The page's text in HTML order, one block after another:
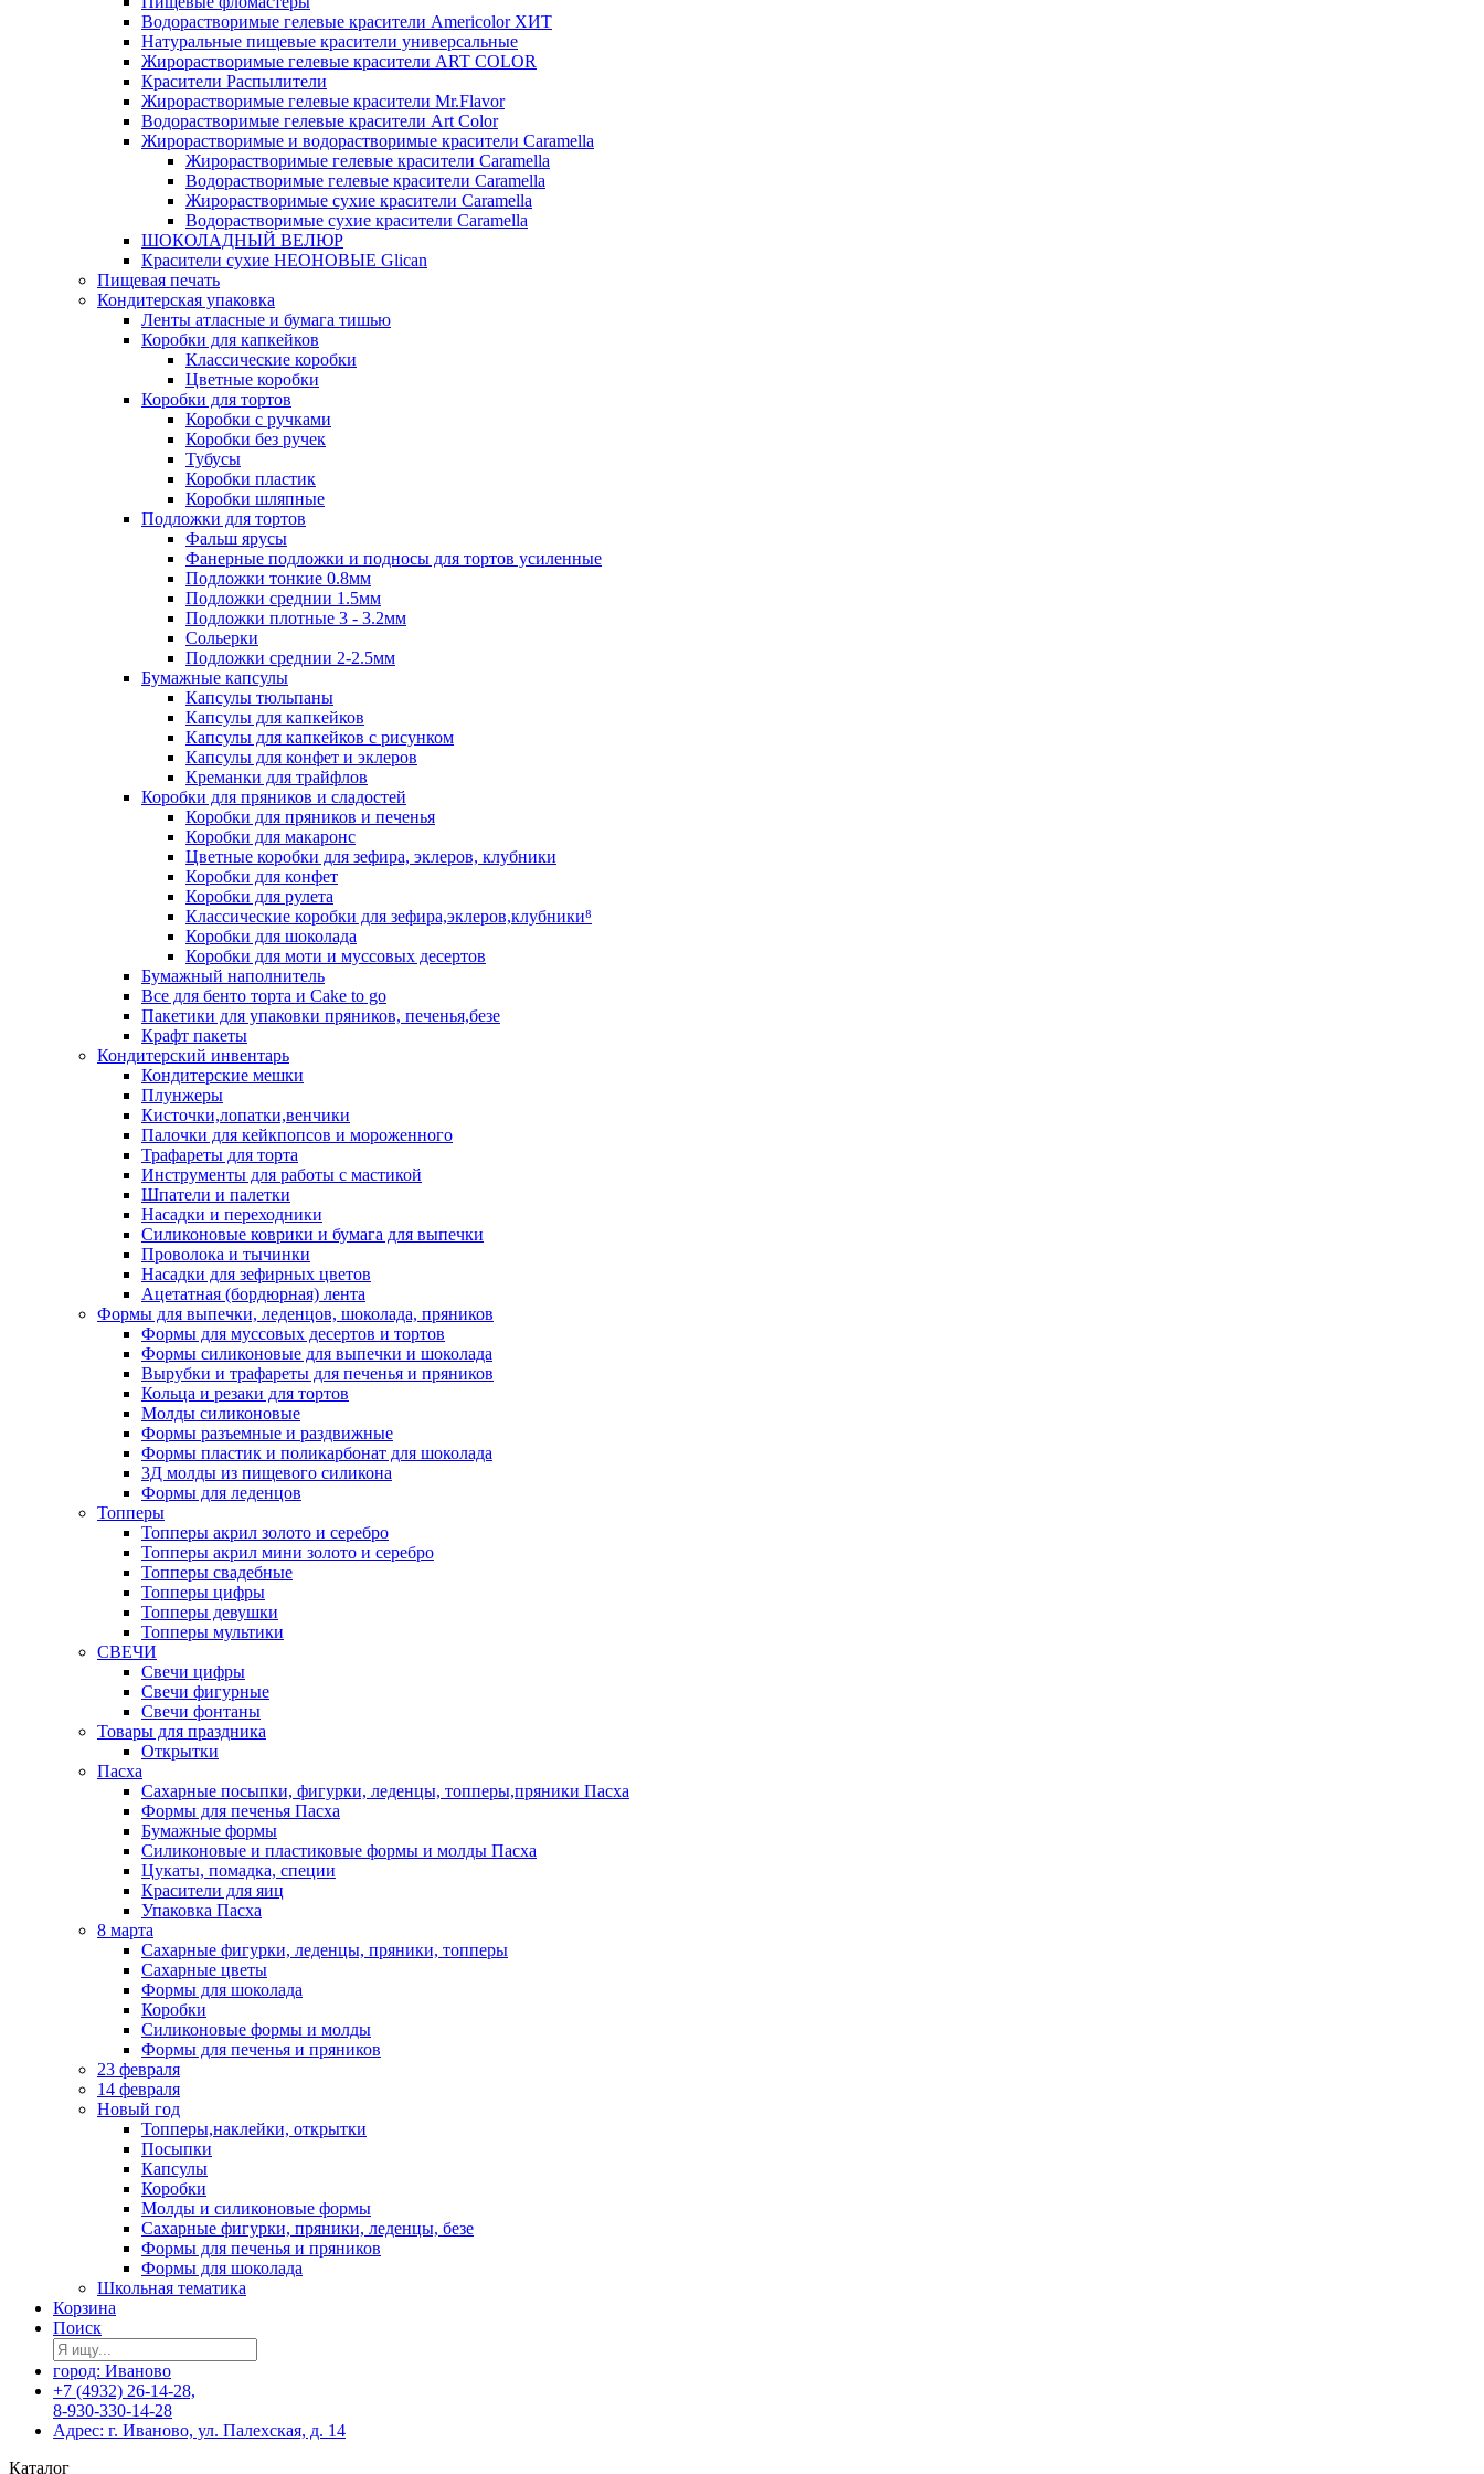
Водорастворимые гелевые красители Americolor ХИТ
Натуральные пищевые красители универсальные
Жирорастворимые гелевые красители ART COLOR
Красители Распылители
Жирорастворимые гелевые красители Mr.Flavor
Водорастворимые гелевые красители Art Color
Жирорастворимые и водорастворимые красители Caramella
Жирорастворимые гелевые красители Caramella
Водорастворимые гелевые красители Caramella
Жирорастворимые сухие красители Caramella
Водорастворимые сухие красители Caramella
ШОКОЛАДНЫЙ ВЕЛЮР
Красители сухие НЕОНОВЫЕ Glican
Пищевая печать
Кондитерская упаковка
Ленты атласные и бумага тишью
Коробки для капкейков
Классические коробки
Цветные коробки
Коробки для тортов
Коробки с ручками
Коробки без ручек
Тубусы
Коробки пластик
Коробки шляпные
Подложки для тортов
Фальш ярусы
Фанерные подложки и подносы для тортов усиленные
Подложки тонкие 0.8мм
Подложки среднии 1.5мм
Подложки плотные 3 - 3.2мм
Сольерки
Подложки среднии 2-2.5мм
Бумажные капсулы
Капсулы тюльпаны
Капсулы для капкейков
Капсулы для капкейков с рисунком
Капсулы для конфет и эклеров
Креманки для трайфлов
Коробки для пряников и сладостей
Коробки для пряников и печенья
Коробки для макаронс
Цветные коробки для зефира, эклеров, клубники
Коробки для конфет
Коробки для рулета
Классические коробки для зефира,эклеров,клубники⁸
Коробки для шоколада
Коробки для моти и муссовых десертов
Бумажный наполнитель
Все для бенто торта и Cake to go
Пакетики для упаковки пряников, печенья,безе
Крафт пакеты
Кондитерский инвентарь
Кондитерские мешки
Плунжеры
Кисточки,лопатки,венчики
Палочки для кейкпопсов и мороженного
Трафареты для торта
Инструменты для работы с мастикой
Шпатели и палетки
Насадки и переходники
Силиконовые коврики и бумага для выпечки
Проволока и тычинки
Насадки для зефирных цветов
Ацетатная (бордюрная) лента
Формы для выпечки, леденцов, шоколада, пряников
Формы для муссовых десертов и тортов
Формы силиконовые для выпечки и шоколада
Вырубки и трафареты для печенья и пряников
Кольца и резаки для тортов
Молды силиконовые
Формы разъемные и раздвижные
Формы пластик и поликарбонат для шоколада
3Д молды из пищевого силикона
Формы для леденцов
Топперы
Топперы акрил золото и серебро
Топперы акрил мини золото и серебро
Топперы свадебные
Топперы цифры
Топперы девушки
Топперы мультики
СВЕЧИ
Свечи цифры
Свечи фигурные
Свечи фонтаны
Товары для праздника
Открытки
Пасха
Сахарные посыпки, фигурки, леденцы, топперы,пряники Пасха
Формы для печенья Пасха
Бумажные формы
Силиконовые и пластиковые формы и молды Пасха
Цукаты, помадка, специи
Красители для яиц
Упаковка Пасха
8 марта
Сахарные фигурки, леденцы, пряники, топперы
Сахарные цветы
Формы для шоколада
Коробки
Силиконовые формы и молды
Формы для печенья и пряников
23 февраля
14 февраля
Новый год
Топперы,наклейки, открытки
Посыпки
Капсулы
Коробки
Молды и силиконовые формы
Сахарные фигурки, пряники, леденцы, безе
Формы для печенья и пряников
Формы для шоколада
Школьная тематика
Корзина
Поиск
город: Иваново
+7 (4932) 26-14-28,
8-930-330-14-28
Адрес: г. Иваново, ул. Палехская, д. 14
Каталог